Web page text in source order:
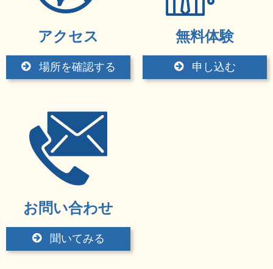
アクセス
場所を確認する
無料体験
申し込む
お問い合わせ
聞いてみる